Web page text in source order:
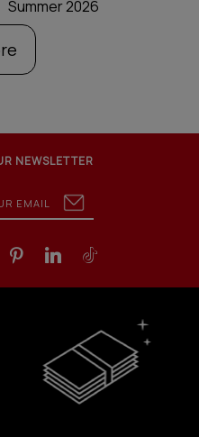
Summer 2026
NEWSLETTER